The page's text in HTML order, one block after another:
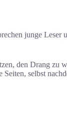
junge Leser
den Drang zu
selbst